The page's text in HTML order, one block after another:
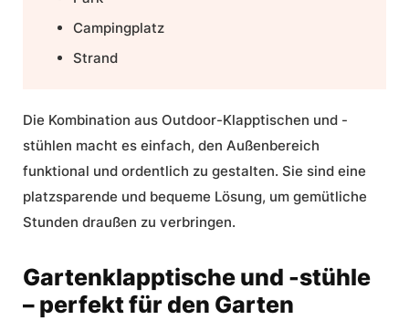
Campingplatz
Strand
Die Kombination aus Outdoor-Klapptischen und -
stühlen macht es einfach, den Außenbereich
funktional und ordentlich zu gestalten. Sie sind eine
platzsparende und bequeme Lösung, um gemütliche
Stunden draußen zu verbringen.
Gartenklapptische und -stühle
– perfekt für den Garten